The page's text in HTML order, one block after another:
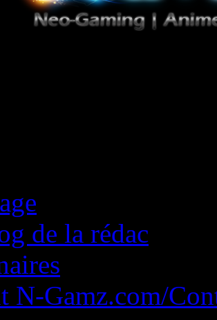
de la rédac
N-Gamz.com/